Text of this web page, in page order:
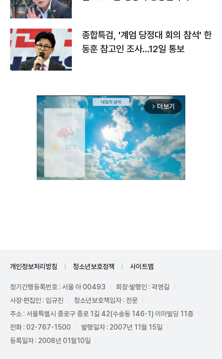
종합특검, '계엄 당정대 회의 참석' 한
동훈 참고인 조사...12일 통보
arrow_forward_ios 더보기
개인정보처리방침 청소년보호정책 사이트맵
정기간행등록번호 : 서울 아 00493
회장·발행인 : 곽영길
사장·편집인 : 임규진
청소년보호책임자 : 전운
주소 : 서울특별시 종로구 종로 1길 42(수송동 146-1) 이마빌딩 11층
전화 : 02-767-1500
발행일자 : 2007년 11월 15일
등록일자 : 2008년 01월10일